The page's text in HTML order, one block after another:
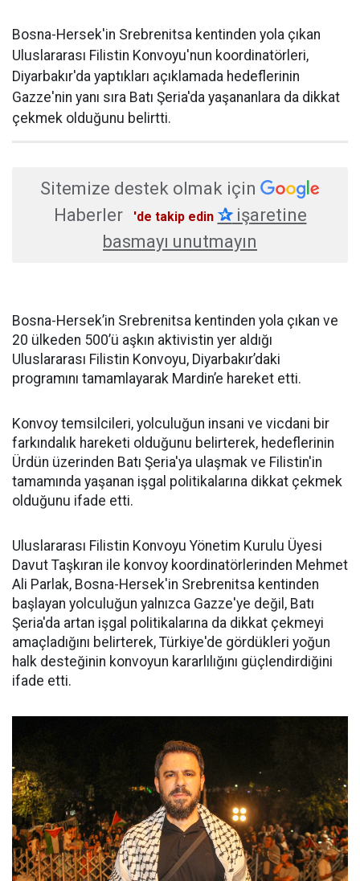
Bosna-Hersek'in Srebrenitsa kentinden yola çıkan
Uluslararası Filistin Konvoyu'nun koordinatörleri,
Diyarbakır'da yaptıkları açıklamada hedeflerinin
Gazze'nin yanı sıra Batı Şeria'da yaşananlara da dikkat
çekmek olduğunu belirtti.
Sitemize destek olmak için
Haberler
'de takip edin ✰işaretine
basmayı unutmayın
Bosna-Hersek’in Srebrenitsa kentinden yola çıkan ve
20 ülkeden 500’ü aşkın aktivistin yer aldığı
Uluslararası Filistin Konvoyu, Diyarbakır’daki
programını tamamlayarak Mardin’e hareket etti.
Konvoy temsilcileri, yolculuğun insani ve vicdani bir
farkındalık hareketi olduğunu belirterek, hedeflerinin
Ürdün üzerinden Batı Şeria'ya ulaşmak ve Filistin'in
tamamında yaşanan işgal politikalarına dikkat çekmek
olduğunu ifade etti.
Uluslararası Filistin Konvoyu Yönetim Kurulu Üyesi
Davut Taşkıran ile konvoy koordinatörlerinden Mehmet
Ali Parlak, Bosna-Hersek'in Srebrenitsa kentinden
başlayan yolculuğun yalnızca Gazze'ye değil, Batı
Şeria'da artan işgal politikalarına da dikkat çekmeyi
amaçladığını belirterek, Türkiye'de gördükleri yoğun
halk desteğinin konvoyun kararlılığını güçlendirdiğini
ifade etti.